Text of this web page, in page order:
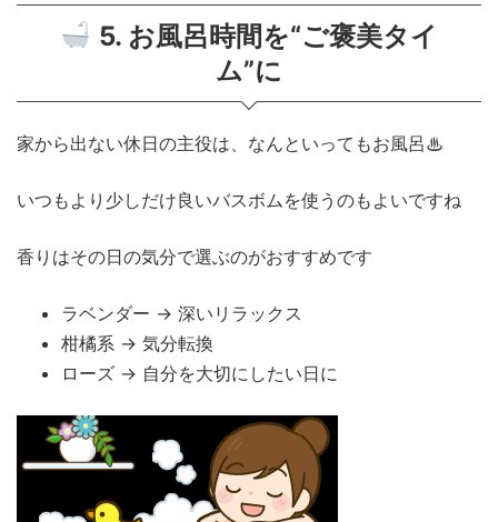
5. お風呂時間を“ご褒美タイ
ム”に
家から出ない休日の主役は、なんといってもお風呂♨
いつもより少しだけ良いバスボムを使うのもよいですね
香りはその日の気分で選ぶのがおすすめです
ラベンダー → 深いリラックス
柑橘系 → 気分転換
ローズ → 自分を大切にしたい日に